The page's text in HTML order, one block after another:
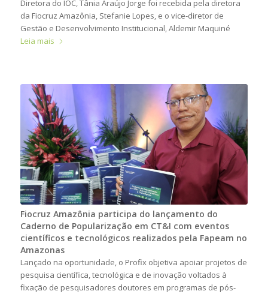
Diretora do IOC, Tânia Araújo Jorge foi recebida pela diretora
da Fiocruz Amazônia, Stefanie Lopes, e o vice-diretor de
Gestão e Desenvolvimento Institucional, Aldemir Maquiné
Leia mais
Fiocruz Amazônia participa do lançamento do
Caderno de Popularização em CT&I com eventos
científicos e tecnológicos realizados pela Fapeam no
Amazonas
Lançado na oportunidade, o Profix objetiva apoiar projetos de
pesquisa científica, tecnológica e de inovação voltados à
fixação de pesquisadores doutores em programas de pós-